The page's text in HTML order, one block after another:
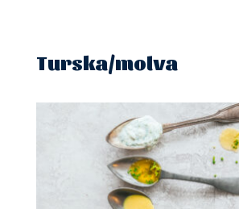
Turska/molva